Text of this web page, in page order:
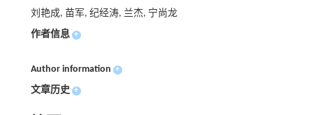
刘艳成, 苗军, 纪经涛, 兰杰, 宁尚龙
作者信息 +
Author information +
文章历史 +